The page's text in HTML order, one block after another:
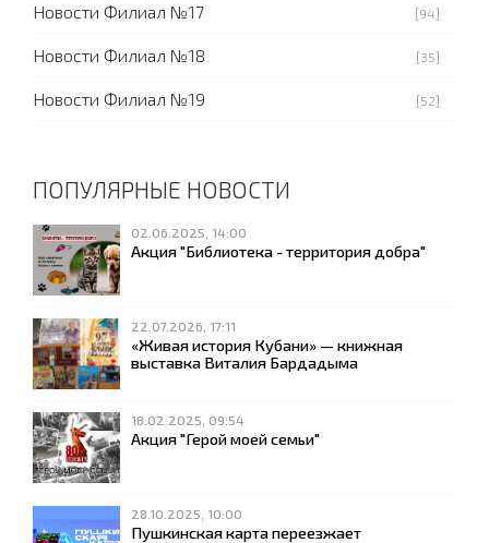
Новости Филиал №17 [94]
Новости Филиал №18 [35]
Новости Филиал №19 [52]
ПОПУЛЯРНЫЕ НОВОСТИ
02.06.2025, 14:00
Акция "Библиотека - территория добра"
22.07.2026, 17:11
«Живая история Кубани» — книжная
выставка Виталия Бардадыма
18.02.2025, 09:54
Акция "Герой моей семьи"
28.10.2025, 10:00
Пушкинская карта переезжает